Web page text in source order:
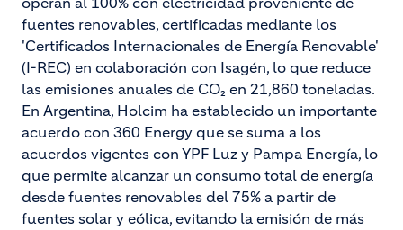
fuentes renovables, certificadas mediante los
'Certificados Internacionales de Energía Renovable'
(I-REC) en colaboración con Isagén, lo que reduce
las emisiones anuales de CO₂ en 21,860 toneladas.
En Argentina, Holcim ha establecido un importante
acuerdo con 360 Energy que se suma a los
acuerdos vigentes con YPF Luz y Pampa Energía, lo
que permite alcanzar un consumo total de energía
desde fuentes renovables del 75% a partir de
fuentes solar y eólica, evitando la emisión de más